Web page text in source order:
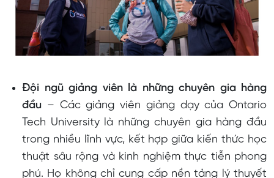
Đội ngũ giảng viên là những chuyên gia hàng
đầu – Các giảng viên giảng dạy của Ontario
Tech University là những chuyên gia hàng đầu
trong nhiều lĩnh vực, kết hợp giữa kiến thức học
thuật sâu rộng và kinh nghiệm thực tiễn phong
phú. Họ không chỉ cung cấp nền tảng lý thuyết